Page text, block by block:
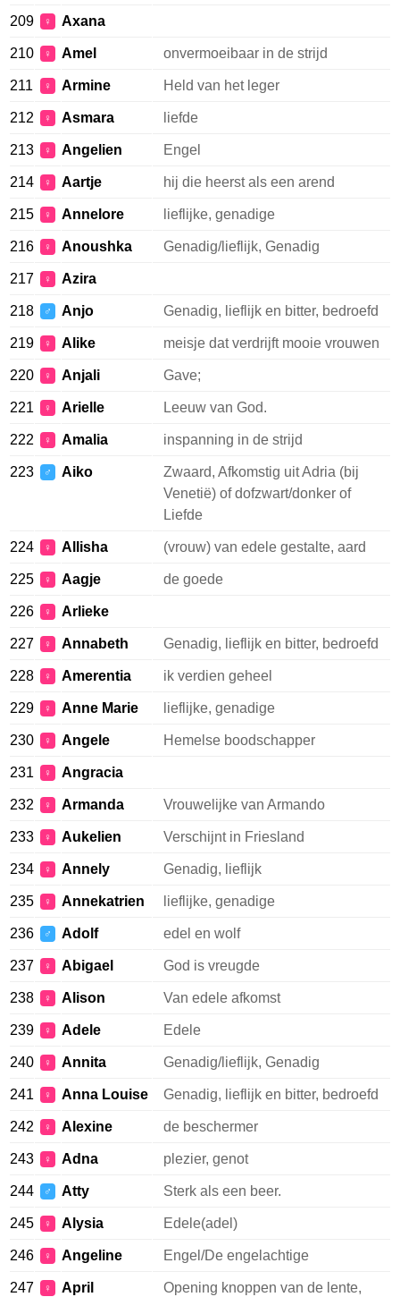
209 ♀ Axana
210 ♀ Amel onvermoeibaar in de strijd
211 ♀ Armine Held van het leger
212 ♀ Asmara liefde
213 ♀ Angelien Engel
214 ♀ Aartje hij die heerst als een arend
215 ♀ Annelore lieflijke, genadige
216 ♀ Anoushka Genadig/lieflijk, Genadig
217 ♀ Azira
218 ♂ Anjo Genadig, lieflijk en bitter, bedroefd
219 ♀ Alike meisje dat verdrijft mooie vrouwen
220 ♀ Anjali Gave;
221 ♀ Arielle Leeuw van God.
222 ♀ Amalia inspanning in de strijd
223 ♂ Aiko
Zwaard, Afkomstig uit Adria (bij
Venetië) of dofzwart/donker of
Liefde
224 ♀ Allisha (vrouw) van edele gestalte, aard
225 ♀ Aagje de goede
226 ♀ Arlieke
227 ♀ Annabeth Genadig, lieflijk en bitter, bedroefd
228 ♀ Amerentia ik verdien geheel
229 ♀ Anne Marie lieflijke, genadige
230 ♀ Angele Hemelse boodschapper
231 ♀ Angracia
232 ♀ Armanda Vrouwelijke van Armando
233 ♀ Aukelien Verschijnt in Friesland
234 ♀ Annely Genadig, lieflijk
235 ♀ Annekatrien lieflijke, genadige
236 ♂ Adolf edel en wolf
237 ♀ Abigael God is vreugde
238 ♀ Alison Van edele afkomst
239 ♀ Adele Edele
240 ♀ Annita Genadig/lieflijk, Genadig
241 ♀ Anna Louise Genadig, lieflijk en bitter, bedroefd
242 ♀ Alexine de beschermer
243 ♀ Adna plezier, genot
244 ♂ Atty Sterk als een beer.
245 ♀ Alysia Edele(adel)
246 ♀ Angeline Engel/De engelachtige
247 ♀ April
Opening knoppen van de lente,